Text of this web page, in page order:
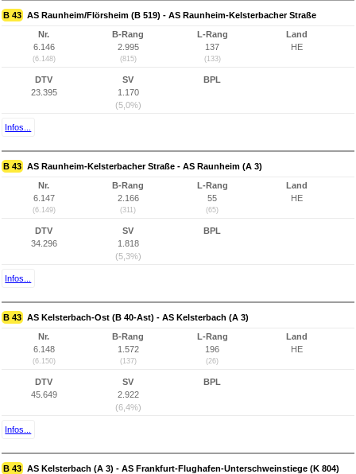
B 43 AS Raunheim/Flörsheim (B 519) - AS Raunheim-Kelsterbacher Straße
Nr.
6.146
(6.148)
B-Rang
2.995
(815)
L-Rang
137
(133)
Land
HE
DTV
23.395
SV
1.170
(5,0%)
BPL
Infos...
B 43 AS Raunheim-Kelsterbacher Straße - AS Raunheim (A 3)
Nr.
6.147
(6.149)
B-Rang
2.166
(311)
L-Rang
55
(65)
Land
HE
DTV
34.296
SV
1.818
(5,3%)
BPL
Infos...
B 43 AS Kelsterbach-Ost (B 40-Ast) - AS Kelsterbach (A 3)
Nr.
6.148
(6.150)
B-Rang
1.572
(137)
L-Rang
196
(26)
Land
HE
DTV
45.649
SV
2.922
(6,4%)
BPL
Infos...
B 43 AS Kelsterbach (A 3) - AS Frankfurt-Flughafen-Unterschweinstiege (K 804)